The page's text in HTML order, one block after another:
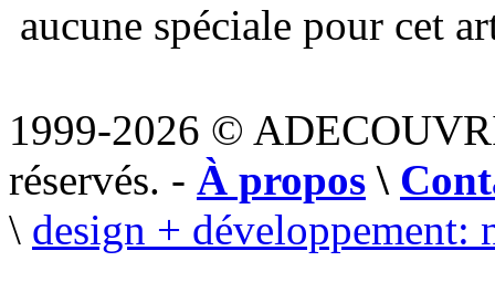
aucune spéciale pour cet
1999-2026 ©
réservés. - À propos \
\ design + développement: